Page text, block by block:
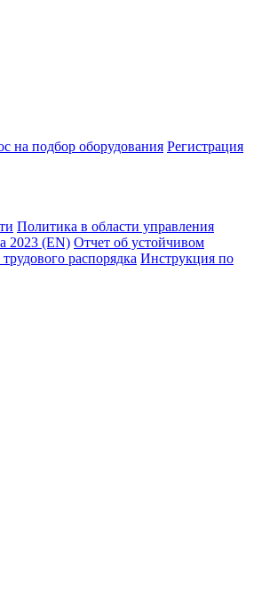
на подбор оборудования Регистрация
Политика в области управления
2023 (EN) Отчет об устойчивом
распорядка Инструкция по